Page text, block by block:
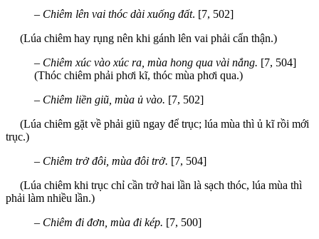
– Chiêm lên vai thóc dài xuống đất. [7, 502]
(Lúa chiêm hay rụng nên khi gánh lên vai phải cẩn thận.)
– Chiêm xúc vào xúc ra, mùa hong qua vài nắng. [7, 504]
(Thóc chiêm phải phơi kĩ, thóc mùa phơi qua.)
– Chiêm liền giũ, mùa ủ vào. [7, 502]
(Lúa chiêm gặt về phải giũ ngay để trục; lúa mùa thì ủ kĩ rồi mới
trục.)
– Chiêm trở đôi, mùa đôi trở. [7, 504]
(Lúa chiêm khi trục chỉ cần trở hai lần là sạch thóc, lúa mùa thì
phải làm nhiều lần.)
– Chiêm đi đơn, mùa đi kép. [7, 500]